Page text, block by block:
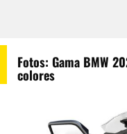
Fotos: Gama BMW
colores